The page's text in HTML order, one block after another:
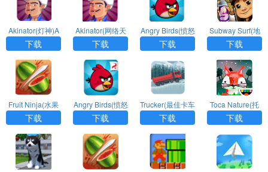
Akinator(灯神)A
PP
下载
Akinator(网络天
才)APP最新版
下载
Angry Birds(愤怒
的小鸟)APP官方
正版
下载
Subway Surf(地
铁跑酷)APP破解
版
下载
Fruit Ninja(水果
忍者)APP官方版
下载
下载
Angry Birds(愤怒
的小鸟)APP
下载
Trucker(最佳卡车
司机)APP
下载
Toca Nature(托
卡大自然)APP官
方版
下载